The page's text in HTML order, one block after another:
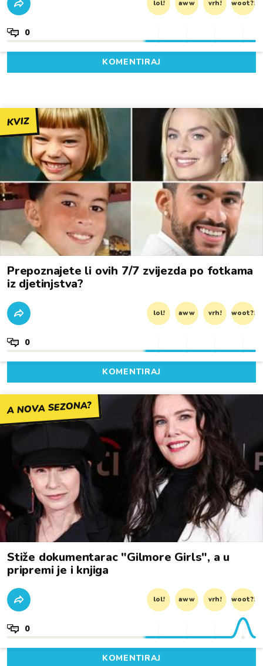
lol! aww vrh! woot?!
0
KOMENTIRAJ
KVIZ
Prepoznajete li ovih 7/7 zvijezda po fotkama
iz djetinjstva?
lol! aww vrh! woot?!
0
KOMENTIRAJ
A NOVA SEZONA?
Stiže dokumentarac "Gilmore Girls", a u
pripremi je i knjiga
lol! aww vrh! woot?!
0
KOMENTIRAJ